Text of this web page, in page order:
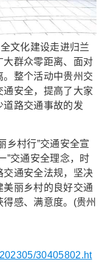
文化建设走进归兰
大群众零距离、面对
整个活动中贵州交
安全，提高了大家
道路交通事故的发
村行”交通安全宣
”交通安全理念，时
交通安全法规，坚决
丽乡村的良好交通
感、满意度。(贵州
30405802.ht